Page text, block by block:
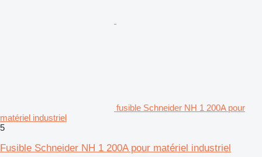
fusible Schneider NH 1 200A pour
matériel industriel
5
Fusible Schneider NH 1 200A pour matériel industriel